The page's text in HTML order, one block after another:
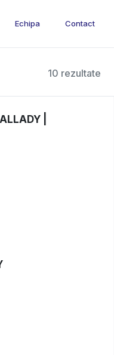
Echipa Contact
10 rezultate
|